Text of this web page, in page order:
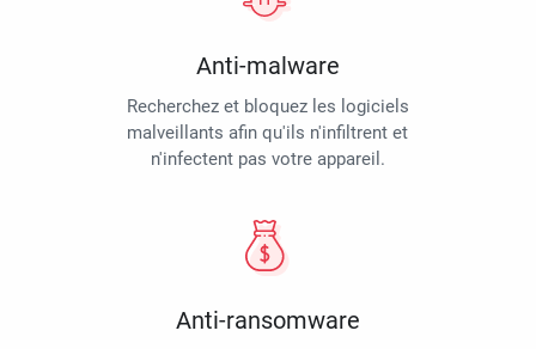
Anti-malware
Recherchez et bloquez les logiciels
malveillants afin qu'ils n'infiltrent et
n'infectent pas votre appareil.
Anti-ransomware